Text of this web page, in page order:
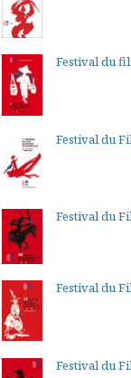
Festival du
Festival du
Festival du
Festival du
Festival du